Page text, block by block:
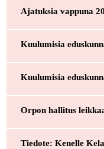
Ajatuksia vappuna
Kuulumisia
Kuulumisia
Orpon hallitus
Tiedote: Kenelle